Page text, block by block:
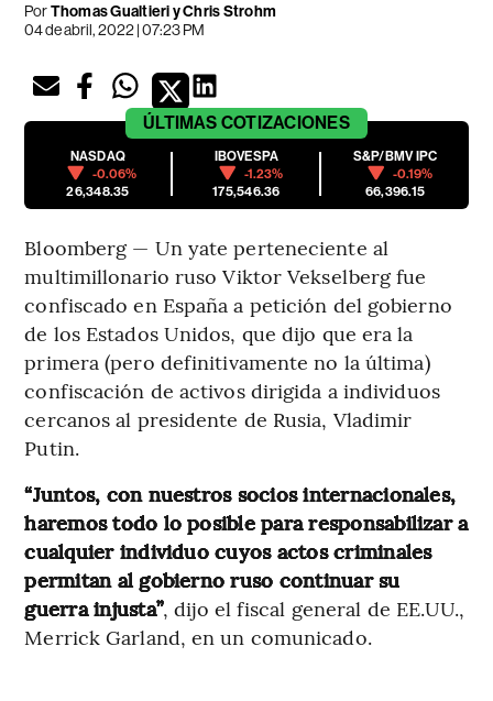
PorThomas Gualtieri y Chris Strohm
04 de abril, 2022 | 07:23 PM
ÚLTIMAS COTIZACIONES
NASDAQ
-0.06%
26,348.35
IBOVESPA
-1.23%
175,546.36
S&P/BMV IPC
-0.19%
66,396.15
Bloomberg — Un yate perteneciente al
multimillonario ruso Viktor Vekselberg fue
confiscado en España a petición del gobierno
de los Estados Unidos, que dijo que era la
primera (pero definitivamente no la última)
confiscación de activos dirigida a individuos
cercanos al presidente de Rusia, Vladimir
Putin.
“Juntos, con nuestros socios internacionales,
haremos todo lo posible para responsabilizar a
cualquier individuo cuyos actos criminales
permitan al gobierno ruso continuar su
guerra injusta”, dijo el fiscal general de EE.UU.,
Merrick Garland, en un comunicado.